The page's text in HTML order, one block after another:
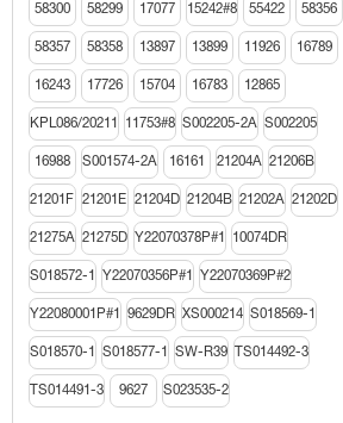
58300 58299 17077 15242#8 55422 58356
58357 58358 13897 13899 11926 16789
16243 17726 15704 16783 12865
KPL086/20211 11753#8 S002205-2A S002205
16988 S001574-2A 16161 21204A 21206В
21201F 21201E 21204D 21204B 21202A 21202D
21275A 21275D Y22070378P#1 10074DR
S018572-1 Y22070356P#1 Y22070369P#2
Y22080001P#1 9629DR XS000214 S018569-1
S018570-1 S018577-1 SW-R39 TS014492-3
TS014491-3 9627 S023535-2